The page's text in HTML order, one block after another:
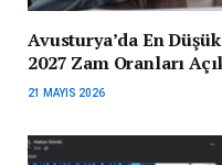
Avusturya’da En
2027 Zam Oranları
21 MAYIS 2026